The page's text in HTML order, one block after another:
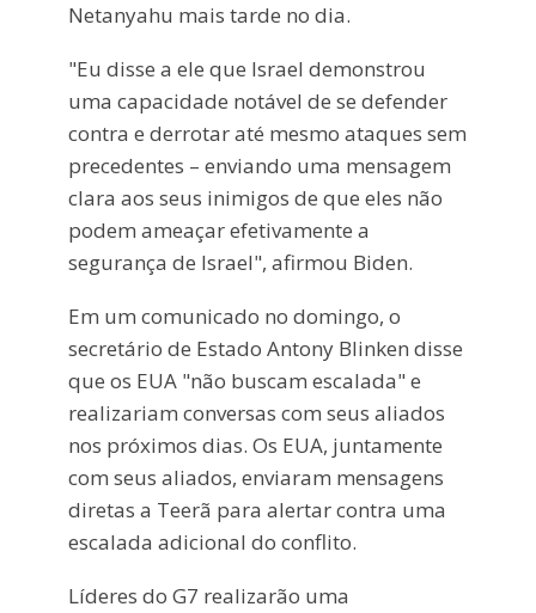
Netanyahu mais tarde no dia.
"Eu disse a ele que Israel demonstrou
uma capacidade notável de se defender
contra e derrotar até mesmo ataques sem
precedentes – enviando uma mensagem
clara aos seus inimigos de que eles não
podem ameaçar efetivamente a
segurança de Israel", afirmou Biden.
Em um comunicado no domingo, o
secretário de Estado Antony Blinken disse
que os EUA "não buscam escalada" e
realizariam conversas com seus aliados
nos próximos dias. Os EUA, juntamente
com seus aliados, enviaram mensagens
diretas a Teerã para alertar contra uma
escalada adicional do conflito.
Líderes do G7 realizarão uma